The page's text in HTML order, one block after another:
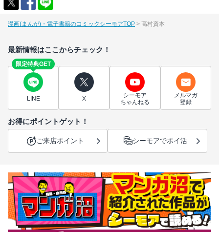
漫画(まんが)・電子書籍のコミックシーモアTOP 高村資本
最新情報はここからチェック！
限定特典GET
LINE X
シーモア
ちゃんねる
メルマガ
登録
お得にポイントゲット！
ご来店ポイント シーモアでポイ活